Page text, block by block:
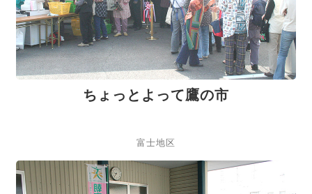
ちょっとよって鷹の市
富士地区